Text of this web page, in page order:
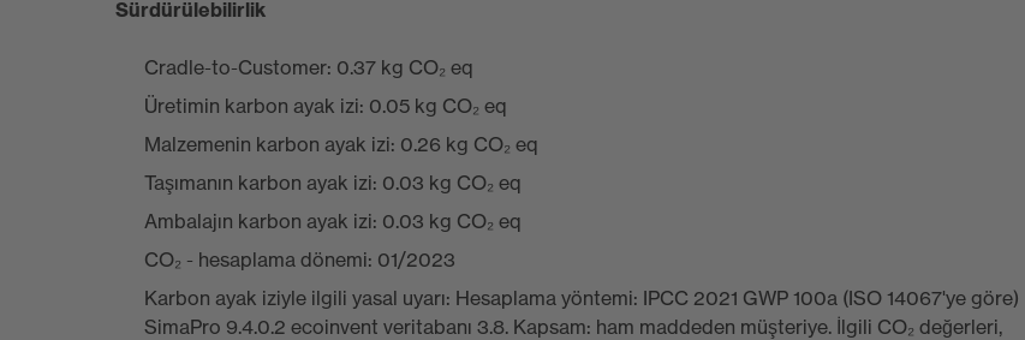
Sürdürülebilirlik
Cradle-to-Customer: 0.37 kg CO₂ eq
Üretimin karbon ayak izi: 0.05 kg CO₂ eq
Malzemenin karbon ayak izi: 0.26 kg CO₂ eq
Taşımanın karbon ayak izi: 0.03 kg CO₂ eq
Ambalajın karbon ayak izi: 0.03 kg CO₂ eq
CO₂ - hesaplama dönemi: 01/2023
Karbon ayak iziyle ilgili yasal uyarı: Hesaplama yöntemi: IPCC 2021 GWP 100a (ISO 14067'ye göre)
SimaPro 9.4.0.2 ecoinvent veritabanı 3.8. Kapsam: ham maddeden müşteriye. İlgili CO₂ değerleri,